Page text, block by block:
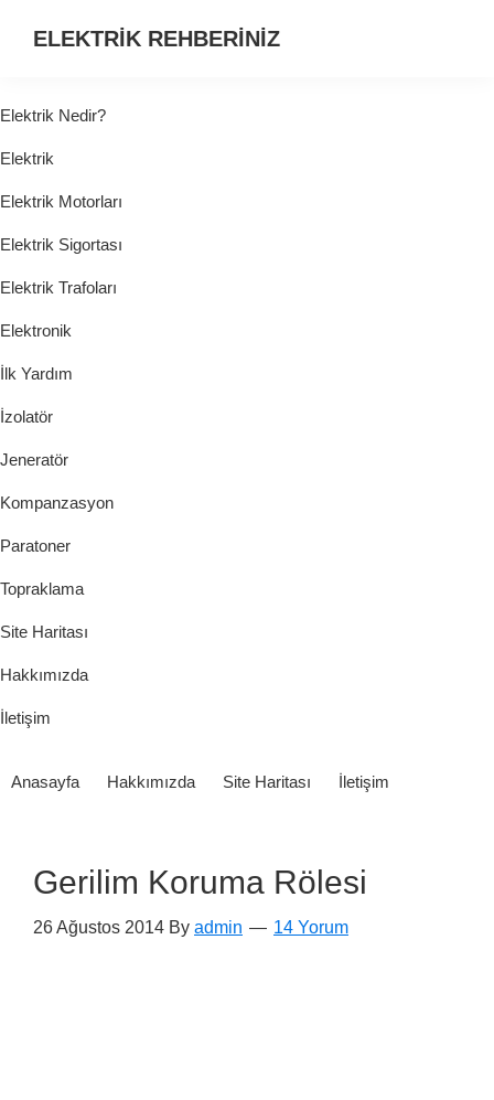
ELEKTRİK REHBERİNİZ
HER
ŞEY...
Elektrik Nedir?
Elektrik
Elektrik Motorları
Elektrik Sigortası
Elektrik Trafoları
Elektronik
İlk Yardım
İzolatör
Jeneratör
Kompanzasyon
Paratoner
Topraklama
Site Haritası
Hakkımızda
İletişim
Anasayfa Hakkımızda Site Haritası İletişim
Gerilim Koruma Rölesi
26 Ağustos 2014 By admin 14 Yorum